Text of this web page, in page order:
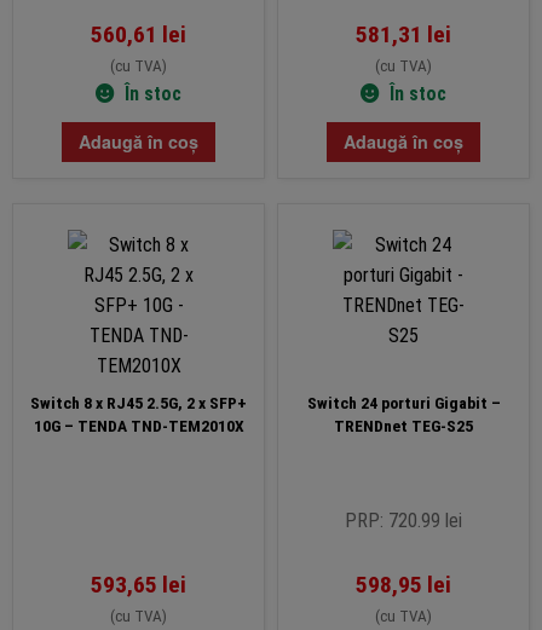
560,61 lei
(cu TVA)
În stoc
Adaugă în coș
581,31 lei
(cu TVA)
În stoc
Adaugă în coș
Switch 8 x RJ45 2.5G, 2 x SFP+
10G – TENDA TND-TEM2010X
593,65 lei
(cu TVA)
Switch 24 porturi Gigabit –
TRENDnet TEG-S25
PRP: 720.99 lei
598,95 lei
(cu TVA)